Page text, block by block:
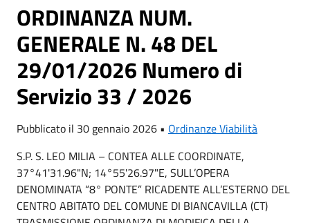
ORDINANZA NUM.
GENERALE N. 48 DEL
29/01/2026 Numero di
Servizio 33 / 2026
Pubblicato il 30 gennaio 2026 • Ordinanze Viabilità
S.P. S. LEO MILIA – CONTEA ALLE COORDINATE,
37°41'31.96"N; 14°55'26.97"E, SULL’OPERA
DENOMINATA “8° PONTE” RICADENTE ALL’ESTERNO DEL
CENTRO ABITATO DEL COMUNE DI BIANCAVILLA (CT)